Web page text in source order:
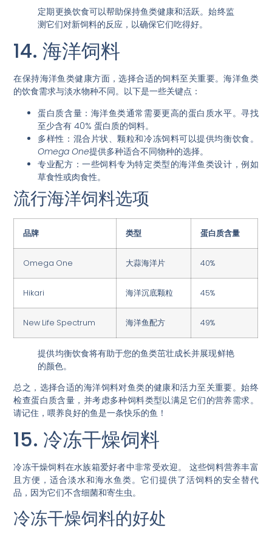
定期更换饮食可以帮助保持鱼类健康和活跃。始终监
测它们对新饲料的反应，以确保它们吃得好。
14. 海洋饲料
在保持海洋鱼类健康方面，选择合适的饲料至关重要。海洋鱼类
的饮食需求与淡水物种不同。以下是一些关键点：
蛋白质含量 ：海洋鱼类通常需要更高的蛋白质水平。寻找
至少含有 40% 蛋白质的饲料。
多样性 ：混合片状、颗粒和冷冻饲料可以提供均衡饮食。
Omega One提供多种适合不同物种的选择。
专业配方 ：一些饲料专为特定类型的海洋鱼类设计，例如
草食性或肉食性。
流行海洋饲料选项
品牌 类型 蛋白质含量
Omega One 大蒜海洋片 40%
Hikari 海洋沉底颗粒 45%
New Life Spectrum 海洋鱼配方 49%
提供均衡饮食将有助于您的鱼类茁壮成长并展现鲜艳
的颜色。
总之，选择合适的海洋饲料对鱼类的健康和活力至关重要。始终
检查蛋白质含量，并考虑多种饲料类型以满足它们的营养需求。
请记住，喂养良好的鱼是一条快乐的鱼！
15. 冷冻干燥饲料
冷冻干燥饲料在水族箱爱好者中非常受欢迎。 这些饲料营养丰富
且方便 ，适合淡水和海水鱼类。它们提供了活饲料的安全替代
品，因为它们不含细菌和寄生虫。
冷冻干燥饲料的好处